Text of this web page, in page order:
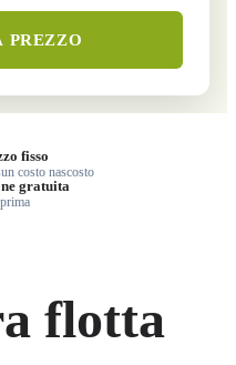
PREZZO
fisso
costo nascosto
gratuita
flotta